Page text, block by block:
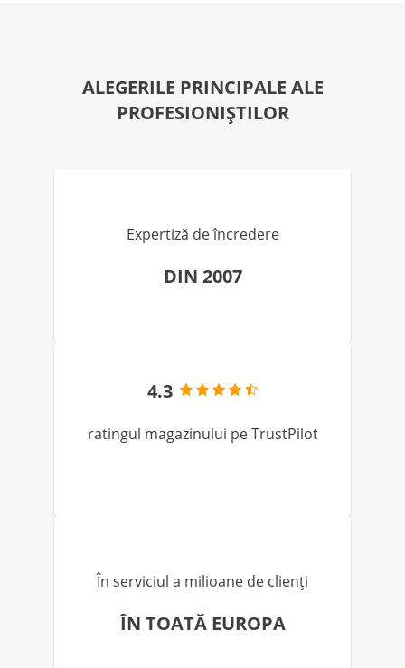
ALEGERILE PRINCIPALE ALE
PROFESIONIȘTILOR
Expertiză de încredere
DIN 2007
4.3
ratingul magazinului pe TrustPilot
În serviciul a milioane de clienți
ÎN TOATĂ EUROPA